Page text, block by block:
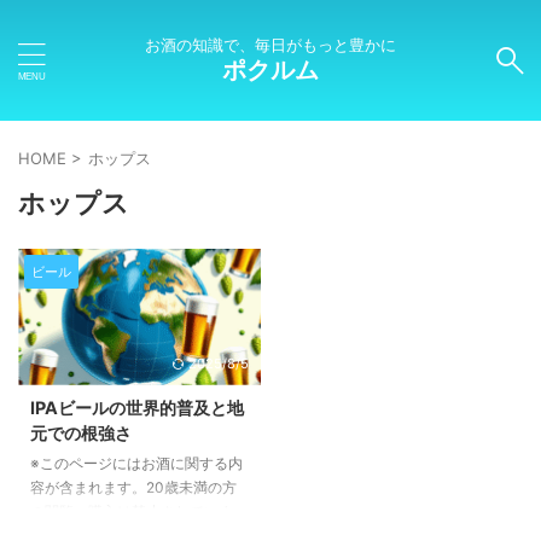
お酒の知識で、毎日がもっと豊かに
ポクルム
HOME > ホップス
ホップス
ビール
2025/8/5
IPAビールの世界的普及と地
元での根強さ
※このページにはお酒に関する内
容が含まれます。20歳未満の方